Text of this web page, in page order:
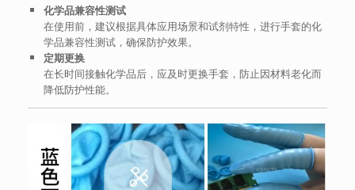
化学品兼容性测试
在使用前，建议根据具体应用场景和试剂特性，进行手套的化
学品兼容性测试，确保防护效果。
定期更换
在长时间接触化学品后，应及时更换手套，防止因材料老化而
降低防护性能。